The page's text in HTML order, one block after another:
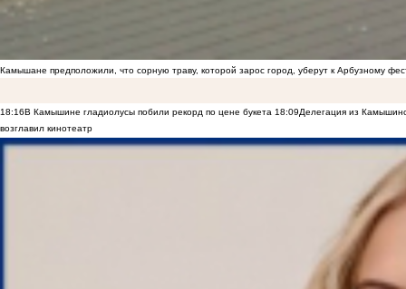
Камышане предположили, что сорную траву, которой зарос город, уберут к Арбузному
18:16В Камышине гладиолусы побили рекорд по цене букета 18:09Делегация из
возглавил кинотеатр